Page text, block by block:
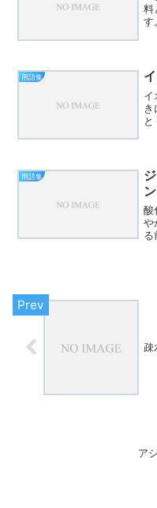
料
す
用語集
イ
ま
用語集
ン
酸
や
る
疎
ア